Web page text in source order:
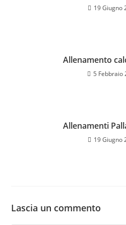
19 Giugno
Allenamento
5 Febbraio
Allenamenti
19 Giugno
Lascia un commento